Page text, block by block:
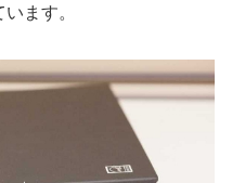
ます。